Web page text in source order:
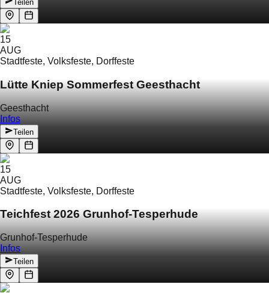
Teilen
15
AUG
Stadtfeste, Volksfeste, Dorffeste
Lütte Kniep Sommerfest Geesthacht
Geesthacht
Infos
Teilen
15
AUG
Stadtfeste, Volksfeste, Dorffeste
Teichfest 2026 Grunhof-Tesperhude
Grunhof-Tesperhude
Infos
Teilen